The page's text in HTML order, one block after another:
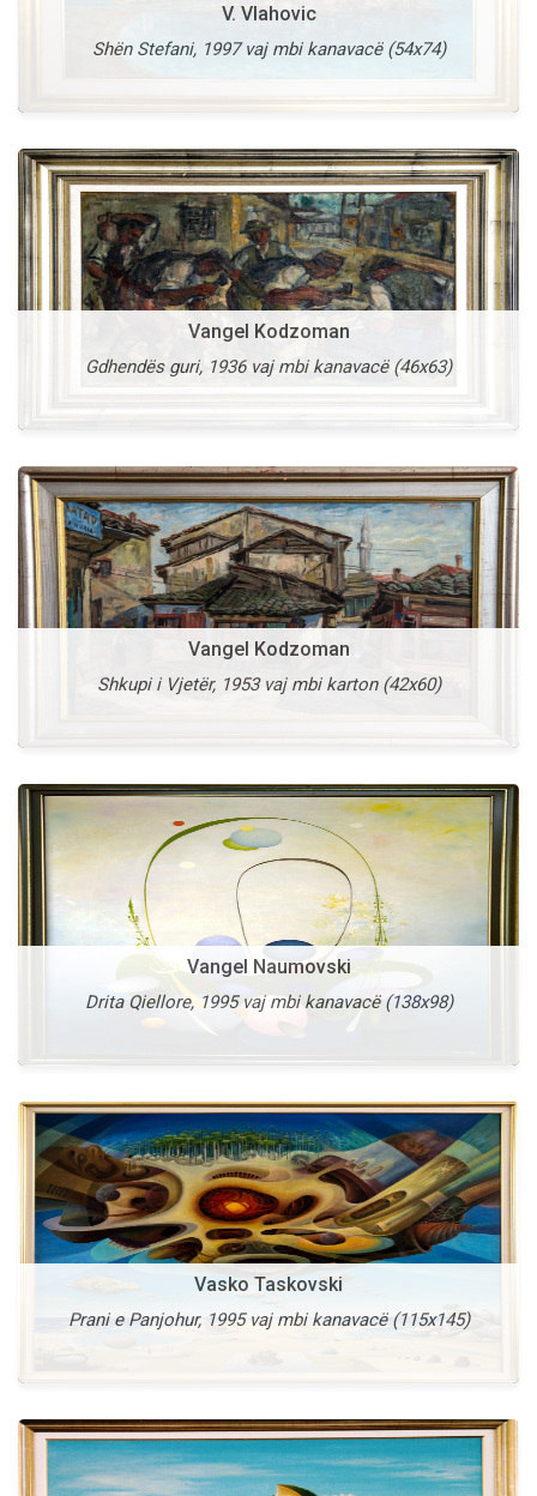
V. Vlahovic
Shën Stefani, 1997 vaj mbi kanavacë (54x74)
Vangel Kodzoman
Gdhendës guri, 1936 vaj mbi kanavacë (46x63)
Shkupi i Vjetër, 1953 vaj mbi karton (42x60)
Vangel Kodzoman
Shkupi i Vjetër, 1953 vaj mbi karton (42x60)
Vangel Naumovski
Drita Qiellore, 1995 vaj mbi kanavacë (138x98)
Vangel Naumovski
Drita Qiellore, 1995 vaj mbi kanavacë (138x98)
Vasko Taskovski
Prani e Panjohur, 1995 vaj mbi kanavacë (115x145)
Vasko Taskovski
Prani e Panjohur, 1995 vaj mbi kanavacë (115x145)